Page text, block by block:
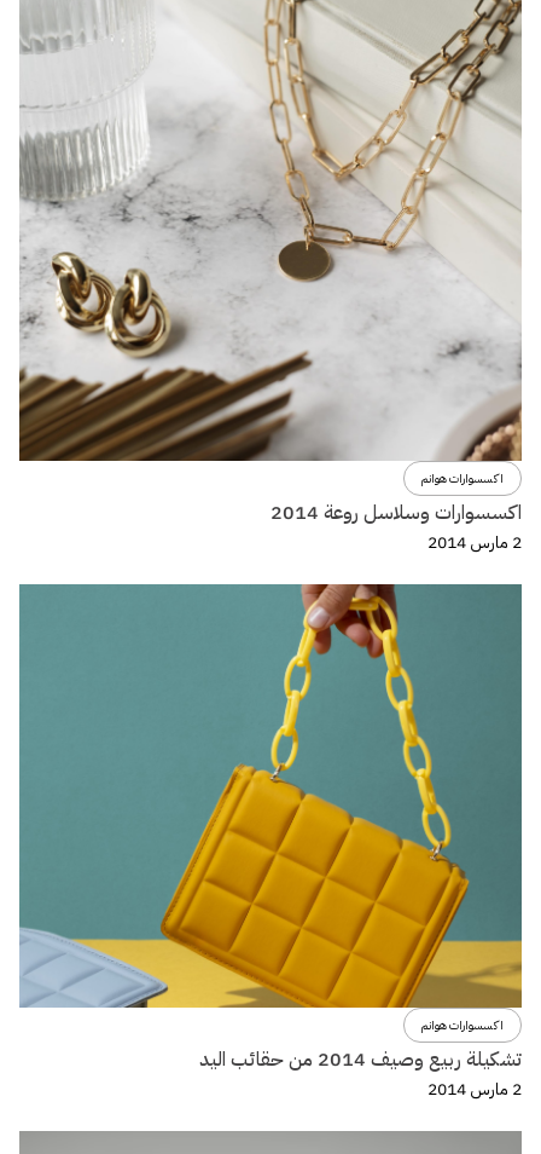
اكسسوارات هوانم
اكسسوارات وسلاسل روعة 2014
2 مارس 2014
اكسسوارات هوانم
تشكيلة ربيع وصيف 2014 من حقائب اليد
2 مارس 2014